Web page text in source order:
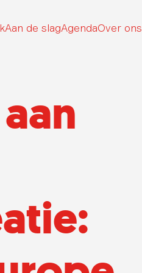
Aan de slagAgendaOver ons